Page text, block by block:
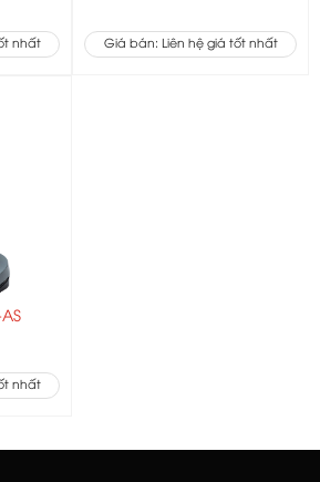
nhất Giá bán: Liên hệ giá tốt nhất
nhất